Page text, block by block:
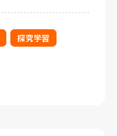
探究学習